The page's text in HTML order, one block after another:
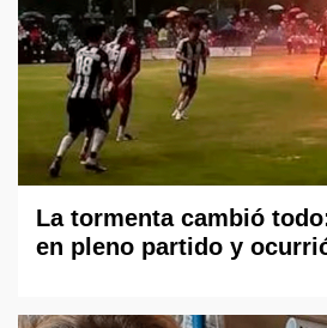
La tormenta cambió
en pleno partido y